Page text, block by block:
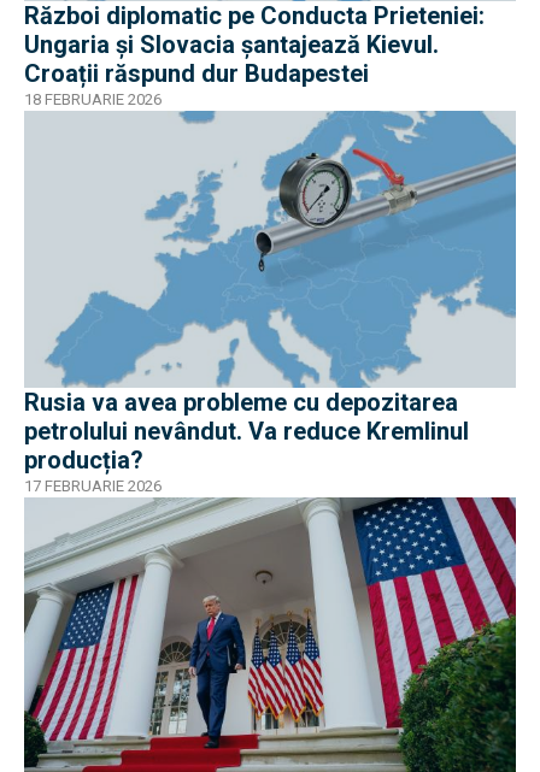
Război diplomatic pe Conducta Prieteniei:
Ungaria și Slovacia șantajează Kievul.
Croații răspund dur Budapestei
18 FEBRUARIE 2026
Rusia va avea probleme cu depozitarea
petrolului nevândut. Va reduce Kremlinul
producția?
17 FEBRUARIE 2026